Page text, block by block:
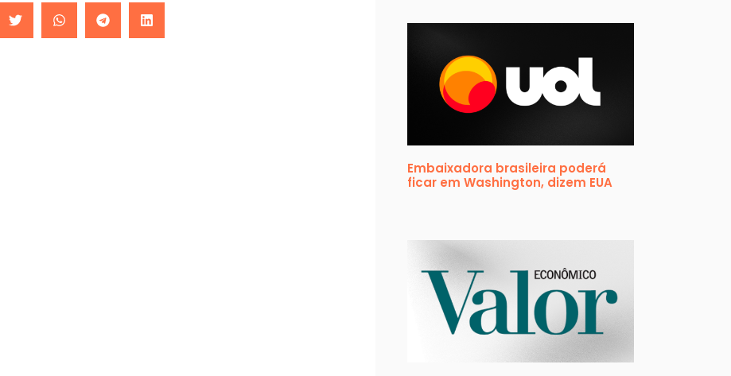
Embaixadora brasileira poderá
ficar em Washington, dizem EUA